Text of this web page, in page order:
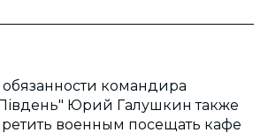
командира
Юрий Галушкин также
военным посещать кафе